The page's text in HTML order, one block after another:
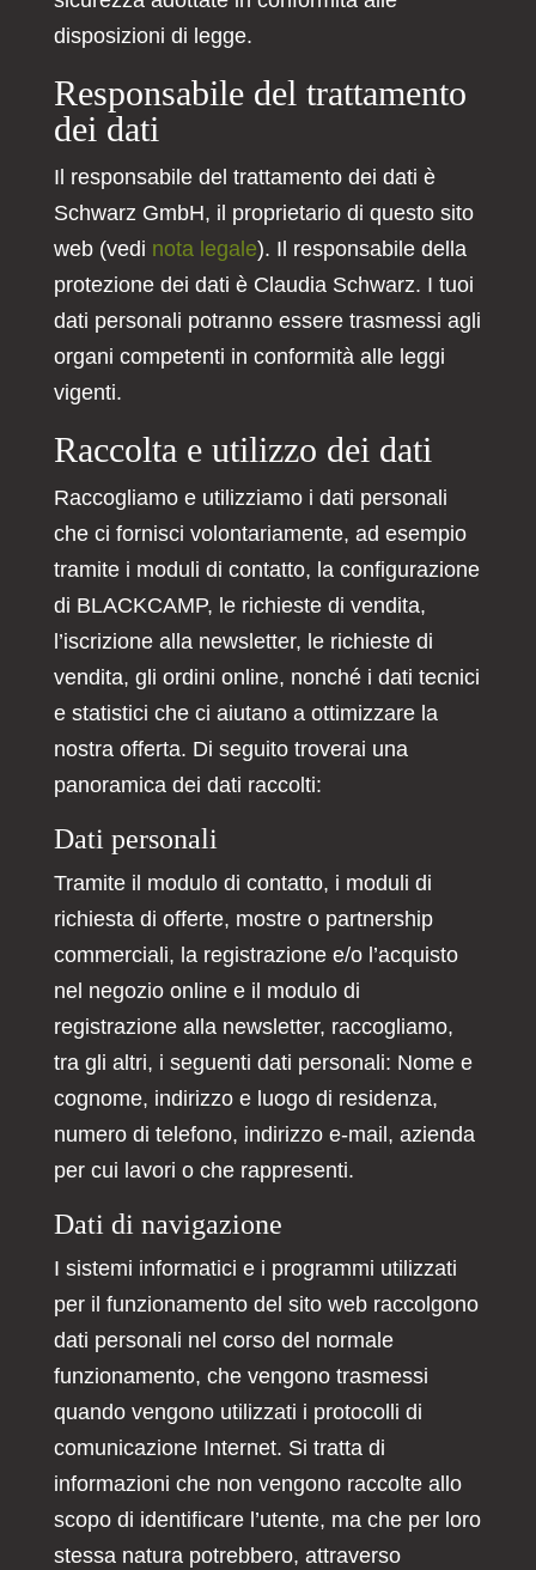
disposizioni di legge.
Responsabile del trattamento
dei dati
Il responsabile del trattamento dei dati è
Schwarz GmbH, il proprietario di questo sito
web (vedi nota legale). Il responsabile della
protezione dei dati è Claudia Schwarz. I tuoi
dati personali potranno essere trasmessi agli
organi competenti in conformità alle leggi
vigenti.
Raccolta e utilizzo dei dati
Raccogliamo e utilizziamo i dati personali
che ci fornisci volontariamente, ad esempio
tramite i moduli di contatto, la configurazione
di BLACKCAMP, le richieste di vendita,
l’iscrizione alla newsletter, le richieste di
vendita, gli ordini online, nonché i dati tecnici
e statistici che ci aiutano a ottimizzare la
nostra offerta. Di seguito troverai una
panoramica dei dati raccolti:
Dati personali
Tramite il modulo di contatto, i moduli di
richiesta di offerte, mostre o partnership
commerciali, la registrazione e/o l’acquisto
nel negozio online e il modulo di
registrazione alla newsletter, raccogliamo,
tra gli altri, i seguenti dati personali: Nome e
cognome, indirizzo e luogo di residenza,
numero di telefono, indirizzo e-mail, azienda
per cui lavori o che rappresenti.
Dati di navigazione
I sistemi informatici e i programmi utilizzati
per il funzionamento del sito web raccolgono
dati personali nel corso del normale
funzionamento, che vengono trasmessi
quando vengono utilizzati i protocolli di
comunicazione Internet. Si tratta di
informazioni che non vengono raccolte allo
scopo di identificare l’utente, ma che per loro
stessa natura potrebbero, attraverso